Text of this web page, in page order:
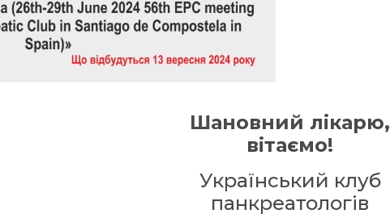
Шановний лікарю,
вітаємо!
Український клуб
панкреатологів